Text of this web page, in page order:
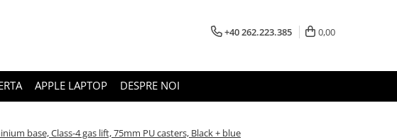
+40 262.223.385 0,00
APPLE LAPTOP DESPRE NOI
base, Class-4 gas lift, 75mm PU casters, Black + blue